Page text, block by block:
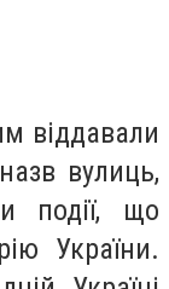
віддавали
вулиць,
події, що
України.